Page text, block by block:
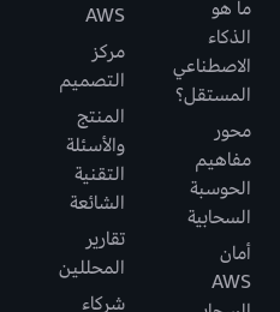
ما هو
الذكاء
الاصطناعي
المستقل؟
محور
مفاهيم
الحوسبة
السحابية
أمان
AWS
AWS
مركز
التصميم
المنتج
والأسئلة
التقنية
الشائعة
تقارير
المحللين
شركاء